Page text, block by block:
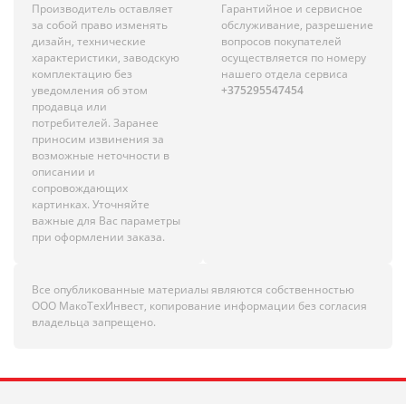
Производитель оставляет
за собой право изменять
дизайн, технические
характеристики, заводскую
комплектацию без
уведомления об этом
продавца или
потребителей. Заранее
приносим извинения за
возможные неточности в
описании и
сопровождающих
картинках. Уточняйте
важные для Вас параметры
при оформлении заказа.
Гарантийное и сервисное
обслуживание, разрешение
вопросов покупателей
осуществляется по номеру
нашего отдела сервиса
+375295547454
Все опубликованные материалы являются собственностью
ООО МакоТехИнвест, копирование информации без согласия
владельца запрещено.